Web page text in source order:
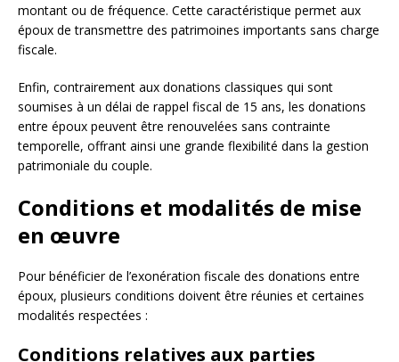
montant ou de fréquence. Cette caractéristique permet aux
époux de transmettre des patrimoines importants sans charge
fiscale.
Enfin, contrairement aux donations classiques qui sont
soumises à un délai de rappel fiscal de 15 ans, les donations
entre époux peuvent être renouvelées sans contrainte
temporelle, offrant ainsi une grande flexibilité dans la gestion
patrimoniale du couple.
Conditions et modalités de mise
en œuvre
Pour bénéficier de l’exonération fiscale des donations entre
époux, plusieurs conditions doivent être réunies et certaines
modalités respectées :
Conditions relatives aux parties